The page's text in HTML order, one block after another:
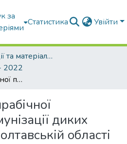
за
Статистика Увійти
Конференції та матеріали конференцій
2022
Підхід до антирабічної пероральної імунізації диких м’ясоїдних в Полтавській області
диких
області